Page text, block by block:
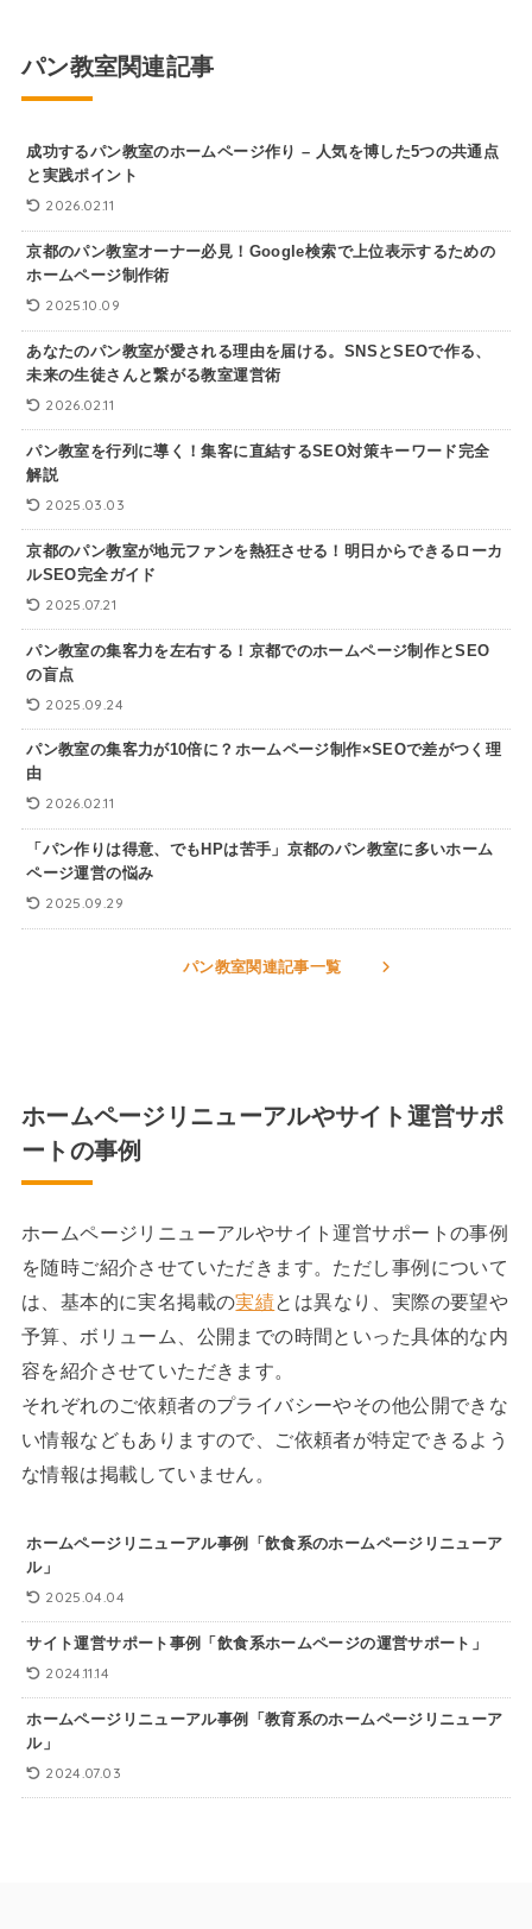
パン教室関連記事
成功するパン教室のホームページ作り – 人気を博した5つの共通点
と実践ポイント
2026.02.11
京都のパン教室オーナー必見！Google検索で上位表示するための
ホームページ制作術
2025.10.09
あなたのパン教室が愛される理由を届ける。SNSとSEOで作る、
未来の生徒さんと繋がる教室運営術
2026.02.11
パン教室を行列に導く！集客に直結するSEO対策キーワード完全
解説
2025.03.03
京都のパン教室が地元ファンを熱狂させる！明日からできるローカ
ルSEO完全ガイド
2025.07.21
パン教室の集客力を左右する！京都でのホームページ制作とSEO
の盲点
2025.09.24
パン教室の集客力が10倍に？ホームページ制作×SEOで差がつく理
由
2026.02.11
「パン作りは得意、でもHPは苦手」京都のパン教室に多いホーム
ページ運営の悩み
2025.09.29
パン教室関連記事一覧
ホームページリニューアルやサイト運営サポ
ートの事例
ホームページリニューアルやサイト運営サポートの事例
を随時ご紹介させていただきます。ただし事例について
は、基本的に実名掲載の実績とは異なり、実際の要望や
予算、ボリューム、公開までの時間といった具体的な内
容を紹介させていただきます。
それぞれのご依頼者のプライバシーやその他公開できな
い情報などもありますので、ご依頼者が特定できるよう
な情報は掲載していません。
ホームページリニューアル事例「飲食系のホームページリニューア
ル」
2025.04.04
サイト運営サポート事例「飲食系ホームページの運営サポート」
2024.11.14
ホームページリニューアル事例「教育系のホームページリニューア
ル」
2024.07.03